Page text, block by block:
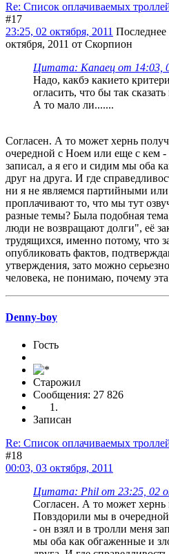
Re: Список оплачиваемых
#17
23:25, 02 октября, 2011 Последнее
октября, 2011 от Скорпион
Цитата: Капаец от 14:03,
Надо, какбэ какието
огласить, что бы так
А то мало ли.......
Согласен. А то может хернь
очередной с Ноем или еще с кем -
записал, а я его и сидим мы оба
друг на друга. И где
ни я не являемся партийными
проплачивают то, что мы тут
разные темы? Была подобная
люди не возвращают долги", её
трудящихся, именно потому, что
опубликовать фактов,
утверждения, зато можно
человека, не понимаю, почему
Denny-boy
Гость
Старожил
Сообщения: 27 826
Записан
Re: Список оплачиваемых
#18
00:03, 03 октября, 2011
Цитата: Phil от 23:25, 02
Согласен. А то может хернь
Повздорили мы в
- он взял и в тролли меня
мы оба как обгаженные и